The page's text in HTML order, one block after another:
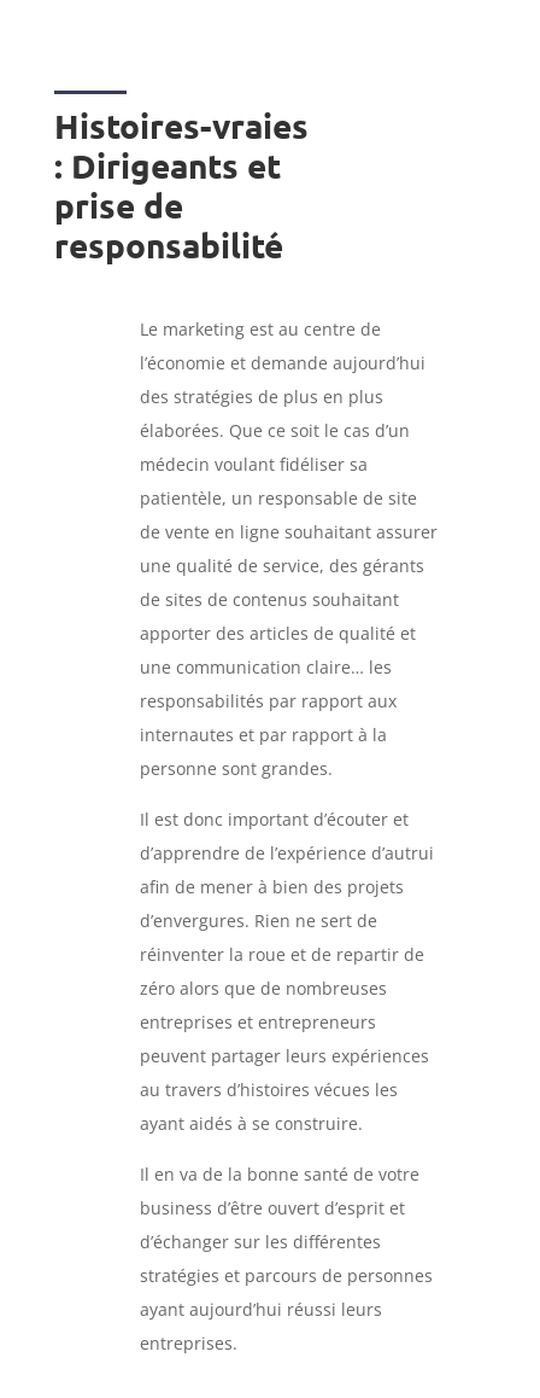
Histoires-vraies
: Dirigeants et
prise de
responsabilité
Le marketing est au centre de
l’économie et demande aujourd’hui
des stratégies de plus en plus
élaborées. Que ce soit le cas d’un
médecin voulant fidéliser sa
patientèle, un responsable de site
de vente en ligne souhaitant assurer
une qualité de service, des gérants
de sites de contenus souhaitant
apporter des articles de qualité et
une communication claire… les
responsabilités par rapport aux
internautes et par rapport à la
personne sont grandes.
Il est donc important d’écouter et
d’apprendre de l’expérience d’autrui
afin de mener à bien des projets
d’envergures. Rien ne sert de
réinventer la roue et de repartir de
zéro alors que de nombreuses
entreprises et entrepreneurs
peuvent partager leurs expériences
au travers d’histoires vécues les
ayant aidés à se construire.
Il en va de la bonne santé de votre
business d’être ouvert d’esprit et
d’échanger sur les différentes
stratégies et parcours de personnes
ayant aujourd’hui réussi leurs
entreprises.